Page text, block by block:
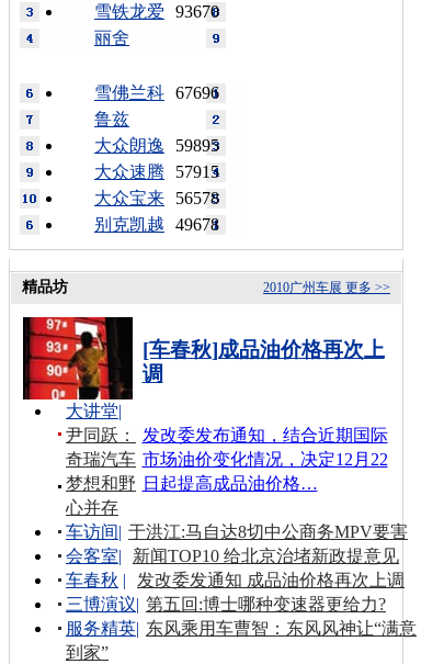
93670
雪铁龙爱
丽舍
67696
雪佛兰科
鲁兹
59895
大众朗逸
57915
大众速腾
56578
大众宝来
49678
别克凯越
更多 >>
2010广州车展
精品坊
[车春秋]成品油价格再次上
调
发改委发布通知，结合近期国际
市场油价变化情况，决定12月22
日起提高成品油价格…
大讲堂|
尹同跃：
奇瑞汽车
梦想和野
心并存
车访间| 于洪江:马自达8切中公商务MPV要害
会客室|
新闻TOP10 给北京治堵新政提意见
车春秋 |
发改委发通知 成品油价格再次上调
三博演议| 第五回:博士哪种变速器更给力?
服务精英| 东风乘用车曹智：东风风神让“满意
到家”